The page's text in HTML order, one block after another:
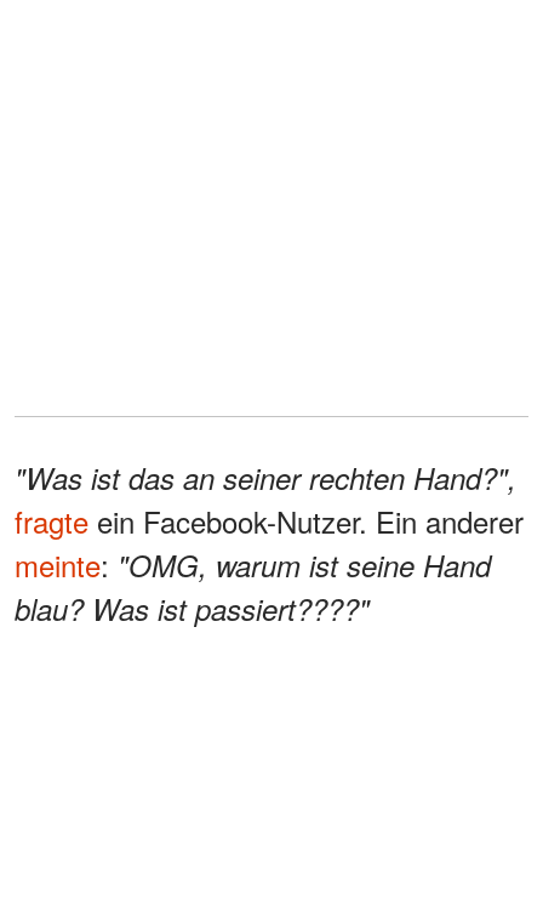
"Was ist das an seiner rechten Hand?",
fragte ein Facebook-Nutzer. Ein anderer
meinte: "OMG, warum ist seine Hand
blau? Was ist passiert????"